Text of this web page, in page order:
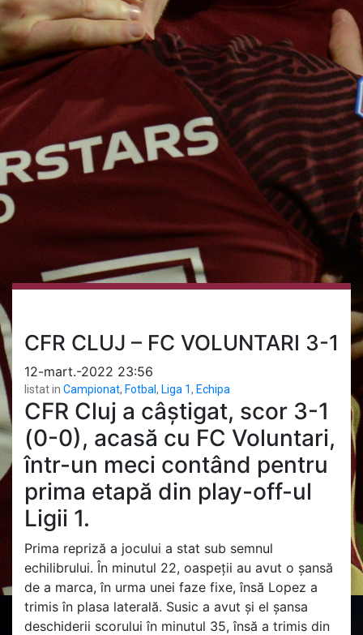
CFR CLUJ – FC VOLUNTARI 3-1
12-mart.-2022 23:56
listat in Campionat, Fotbal, Liga 1, Echipa
CFR Cluj a câștigat, scor 3-1
(0-0), acasă cu FC Voluntari,
într-un meci contând pentru
prima etapă din play-off-ul
Ligii 1.
Prima repriză a jocului a stat sub semnul
echilibrului. În minutul 22, oaspeții au avut o șansă
de a marca, în urma unei faze fixe, însă Lopez a
trimis în plasa laterală. Susic a avut și el șansa
deschiderii scorului în minutul 35, însă a trimis din